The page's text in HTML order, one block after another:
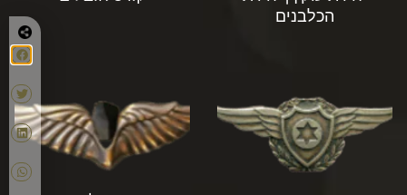
הכלבנים